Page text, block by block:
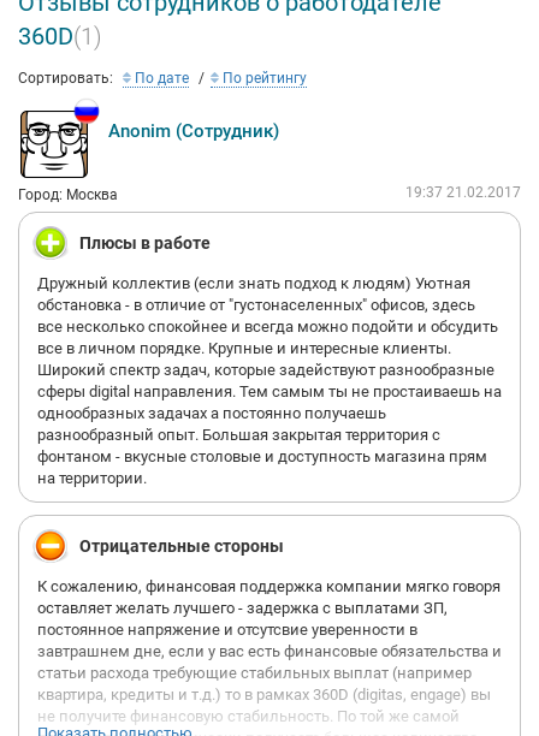
360D(1)
Сортировать: По дате По рейтингу
Anonim (Сотрудник)
Город: Москва 19:37 21.02.2017
Плюсы в работе
Дружный коллектив (если знать подход к людям) Уютная
обстановка - в отличие от "густонаселенных" офисов, здесь
все несколько спокойнее и всегда можно подойти и обсудить
все в личном порядке. Крупные и интересные клиенты.
Широкий спектр задач, которые задействуют разнообразные
сферы digital направления. Тем самым ты не простаиваешь на
однообразных задачах а постоянно получаешь
разнообразный опыт. Большая закрытая территория с
фонтаном - вкусные столовые и доступность магазина прям
на территории.
Отрицательные стороны
К сожалению, финансовая поддержка компании мягко говоря
оставляет желать лучшего - задержка с выплатами ЗП,
постоянное напряжение и отсутсвие уверенности в
завтрашнем дне, если у вас есть финансовые обязательства и
статьи расхода требующие стабильных выплат (например
квартира, кредиты и т.д.) то в рамках 360D (digitas, engage) вы
не получите финансовую стабильность. По той же самой